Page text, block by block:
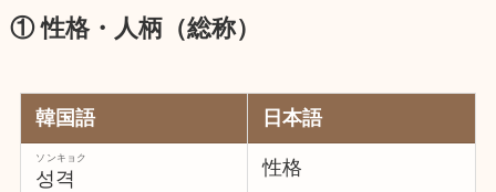
① 性格・人柄（総称）
韓国語 日本語
성격
ソンキョク 性格